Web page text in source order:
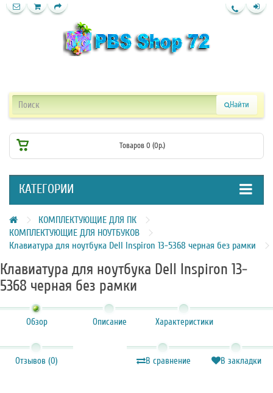
Найти
Товаров 0 (0р.)
КАТЕГОРИИ
КОМПЛЕКТУЮЩИЕ ДЛЯ ПК
КОМПЛЕКТУЮЩИЕ ДЛЯ НОУТБУКОВ
Клавиатура для ноутбука Dell Inspiron 13-5368 черная без рамки
Клавиатура для ноутбука Dell Inspiron 13-
5368 черная без рамки
Обзор Описание Характеристики
Отзывов (0) В закладки
В сравнение